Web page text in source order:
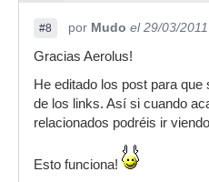
#8 por Mudo el 29/03/2011
Gracias Aerolus!
He editado los post para
de los links. Así si cuando
relacionados podréis ir
Esto funciona!